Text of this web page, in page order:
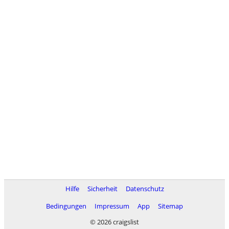
Hilfe Sicherheit
Datenschutz
Bedingungen
Impressum App
Sitemap
© 2026 craigslist